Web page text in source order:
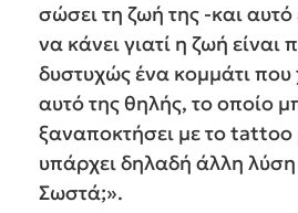
σώσει τη ζωή της -και
να κάνει γιατί η ζωή
δυστυχώς ένα κομμάτι που
αυτό της θηλής, το οποίο
ξαναποκτήσει με το tattoo
υπάρχει δηλαδή άλλη λύση
Σωστά;».